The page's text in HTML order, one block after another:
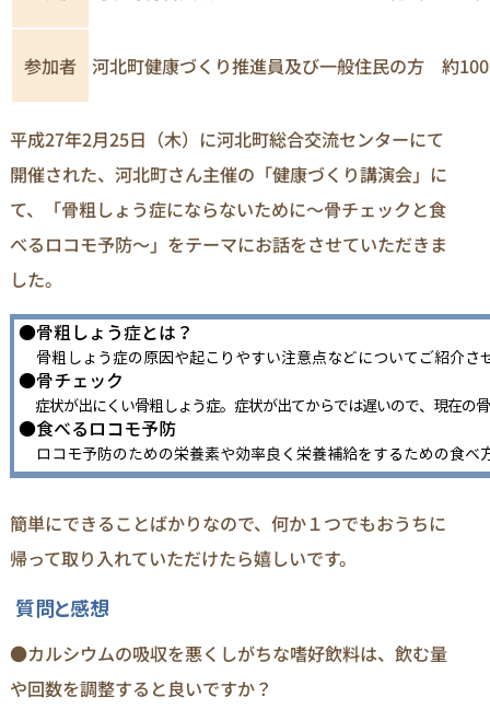
参加者 河北町健康づくり推進員及び一般住民の方 約
平成27年2月25日（木）に河北町総合交流センターにて
開催された、河北町さん主催の「健康づくり講演会」に
て、「骨粗しょう症にならないために～骨チェックと食
べるロコモ予防～」をテーマにお話をさせていただきま
した。
簡単にできることばかりなので、何か１つでもおうちに
帰って取り入れていただけたら嬉しいです。
●カルシウムの吸収を悪くしがちな嗜好飲料は、飲む量
や回数を調整すると良いですか？